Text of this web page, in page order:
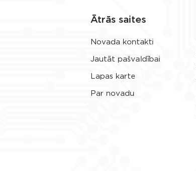
Ātrās saites
Novada kontakti
Jautāt pašvaldībai
Lapas karte
Par novadu